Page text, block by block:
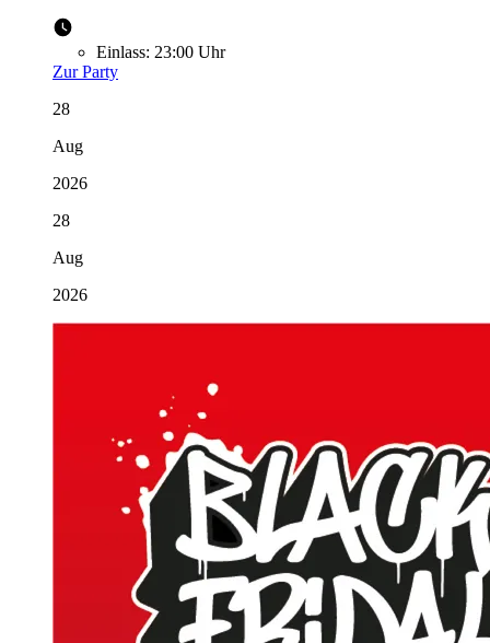
Einlass: 23:00 Uhr
Zur Party
28
Aug
2026
28
Aug
2026